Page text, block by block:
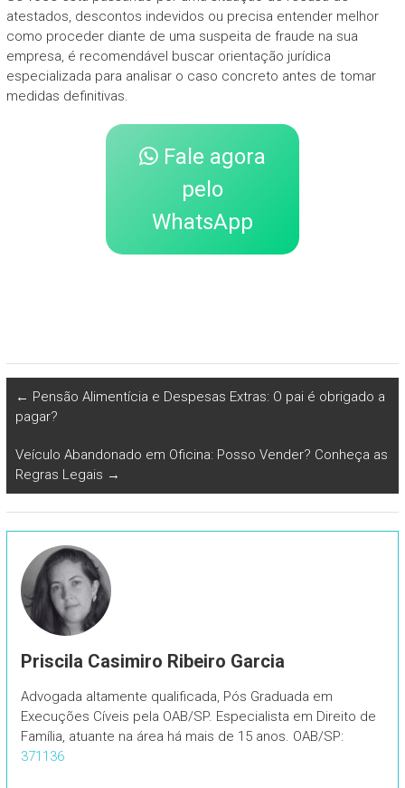
atestados, descontos indevidos ou precisa entender melhor
como proceder diante de uma suspeita de fraude na sua
empresa, é recomendável buscar orientação jurídica
especializada para analisar o caso concreto antes de tomar
medidas definitivas.
Fale agora
pelo
WhatsApp
← Pensão Alimentícia e Despesas Extras: O pai é obrigado a
pagar?
Veículo Abandonado em Oficina: Posso Vender? Conheça as
Regras Legais →
Priscila Casimiro Ribeiro Garcia
Advogada altamente qualificada, Pós Graduada em
Execuções Cíveis pela OAB/SP. Especialista em Direito de
Família, atuante na área há mais de 15 anos. OAB/SP:
371136